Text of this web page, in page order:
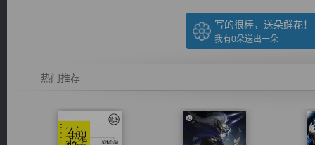
写的很棒，送朵鲜花！
我有0朵送出一朵
热门推荐